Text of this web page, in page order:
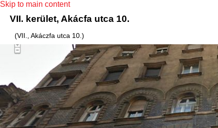
Skip to main content
VII. kerület, Akácfa utca 10.
(VII., Akáczfa utca 10.)